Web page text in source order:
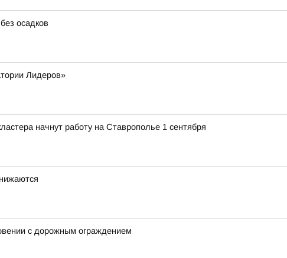
осадков
Лидеров»
начнут работу на Ставрополье 1 сентября
с дорожным ограждением